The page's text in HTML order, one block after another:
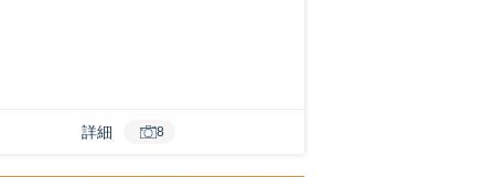
詳細 8